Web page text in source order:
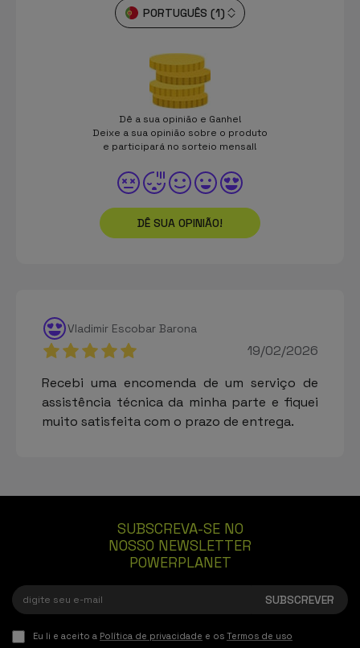
PORTUGUÊS (1)
Dê a sua opinião e Ganhe!
Deixe a sua opinião sobre o produto
e participará no sorteio mensal!
DÊ SUA OPINIÃO!
Vladimir Escobar Barona
19/02/2026
Recebi uma encomenda de um serviço de
assistência técnica da minha parte e fiquei
muito satisfeita com o prazo de entrega.
SUBSCREVA-SE NO
NOSSO NEWSLETTER
POWERPLANET
Eu li e aceito a Política de privacidade e os Termos de uso